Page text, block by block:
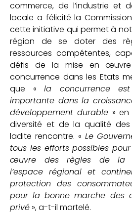
commerce, de l’industrie et
locale a félicité la
cette initiative qui permet à
région de se doter des
ressources compétentes,
défis de la mise en
concurrence dans les Etats
que « la concurrence
importante dans la
développement durable »
diversité et de la qualité
ladite rencontre. « Le
tous les efforts possibles
œuvre des règles de la
l’espace régional et
protection des
pour la bonne marche des
privé », a-t-il martelé.